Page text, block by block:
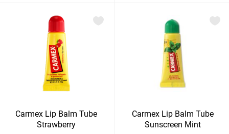
Carmex Lip Balm Tube
Strawberry
Carmex Lip Balm Tube
Sunscreen Mint